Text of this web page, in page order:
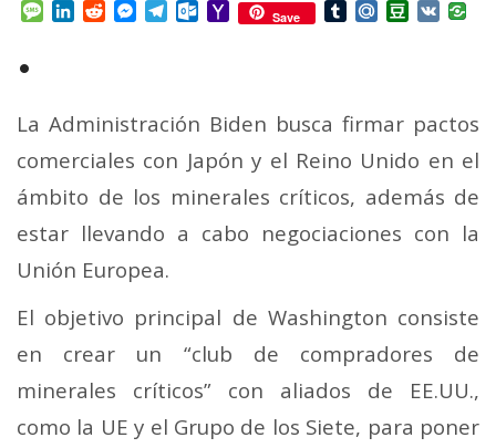
Message
LinkedInRedditMessenger
TelegramOutlook.com
YahooSave TumblrMail.RuDouban
VK
•
La Administración Biden busca firmar pactos
comerciales con Japón y el Reino Unido en el
ámbito de los minerales críticos, además de
estar llevando a cabo negociaciones con la
Unión Europea.
El objetivo principal de Washington consiste
en crear un “club de compradores de
minerales críticos” con aliados de EE.UU.,
como la UE y el Grupo de los Siete, para poner